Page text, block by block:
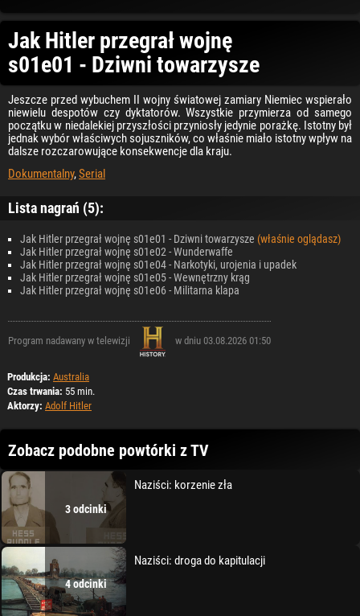
Jak Hitler przegrał wojnę
s01e01 - Dziwni towarzysze
Jeszcze przed wybuchem II wojny światowej zamiary Niemiec wspierało
niewielu despotów czy dyktatorów. Wszystkie przymierza od samego
początku w niedalekiej przyszłości przyniosły jedynie porażkę. Istotny był
jednak wybór właściwych sojuszników, co właśnie miało istotny wpływ na
dalsze rozczarowujące konsekwencje dla kraju.
Dokumentalny,Serial
Lista nagrań (5):
Jak Hitler przegrał wojnę s01e01 - Dziwni towarzysze (właśnie oglądasz)
Jak Hitler przegrał wojnę s01e02 - Wunderwaffe
Jak Hitler przegrał wojnę s01e04 - Narkotyki, urojenia i upadek
Jak Hitler przegrał wojnę s01e05 - Wewnętrzny krąg
Jak Hitler przegrał wojnę s01e06 - Militarna klapa
Program nadawany w telewizji w dniu 03.08.2026 01:50
Produkcja: Australia
Czas trwania: 55 min.
Aktorzy: Adolf Hitler
Zobacz podobne powtórki z TV
3 odcinki
Naziści: korzenie zła
4 odcinki
Naziści: droga do kapitulacji